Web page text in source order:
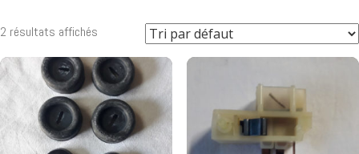
2 résultats affichés